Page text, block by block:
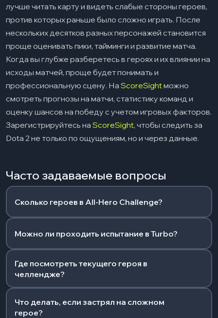
лучше читать карту и видеть слабые стороны героев,
против которых раньше было сложно играть. После
нескольких десятков разных персонажей становится
проще оценивать пики, тайминги и развитие матча.
Когда вы глубже разберетесь в героях и их влиянии на
исходы матчей, проще будет понимать и
профессиональную сцену. На ScoreSightможно
смотреть прогнозы на матчи, статистику команд и
оценку шансов на победу с учетом игровых факторов.
Зарегистрируйтесь на ScoreSight, чтобы следить за
Dota 2 не только по ощущениям, но и через данные.
Часто задаваемые вопросы
Сколько героев в All-Hero Challenge?
Можно ли проходить испытание в Turbo?
Где посмотреть текущего героя в
челлендже?
Что делать, если застрял на сложном
герое?